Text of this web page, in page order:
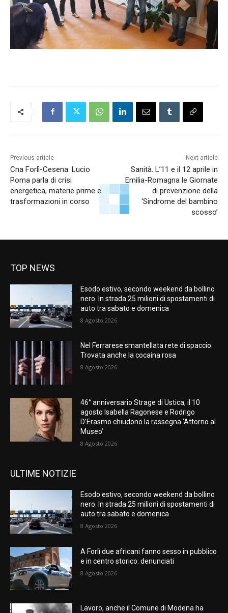
Previous article
Cna Forlì-Cesena: Lucio
Poma parla di crisi
energetica, materie prime e
trasformazioni in corso
Next article
Sanità. L’11 e il 12 aprile in
Emilia-Romagna le Giornate
di prevenzione della
‘Sindrome del bambino
scosso’
TOP NEWS
Esodo estivo, secondo weekend da bollino
nero. In strada 25 milioni di spostamenti di
auto tra sabato e domenica
8 Agosto 2026
Nel Ferrarese smantellata rete di spaccio.
Trovata anche la cocaina rosa
8 Agosto 2026
46° anniversario Strage di Ustica, il 10
agosto Isabella Ragonese e Rodrigo
D’Erasmo chiudono la rassegna ‘Attorno al
Museo’
8 Agosto 2026
ULTIME NOTIZIE
Esodo estivo, secondo weekend da bollino
nero. In strada 25 milioni di spostamenti di
auto tra sabato e domenica
8 Agosto 2026
A Forlì due africani fanno sesso in pubblico
e in centro storico: denunciati
8 Agosto 2026
Lavoro, anche il Comune di Modena ha